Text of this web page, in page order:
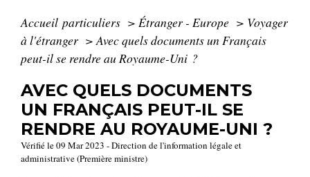
Accueil particuliers > Étranger - Europe > Voyager
à l'étranger > Avec quels documents un Français
peut-il se rendre au Royaume-Uni ?
AVEC QUELS DOCUMENTS
UN FRANÇAIS PEUT-IL SE
RENDRE AU ROYAUME-UNI ?
Vérifié le 09 Mar 2023 - Direction de l'information légale et
administrative (Première ministre)